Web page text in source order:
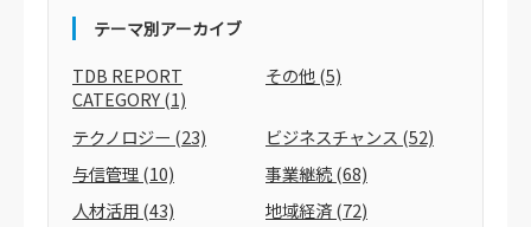
テーマ別アーカイブ
TDB REPORT
CATEGORY(1)
その他(5)
テクノロジー (23) ビジネスチャンス (52)
与信管理(10) 事業継続(68)
人材活用(43) 地域経済(72)